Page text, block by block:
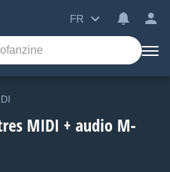
FR
MIDI + audio M-